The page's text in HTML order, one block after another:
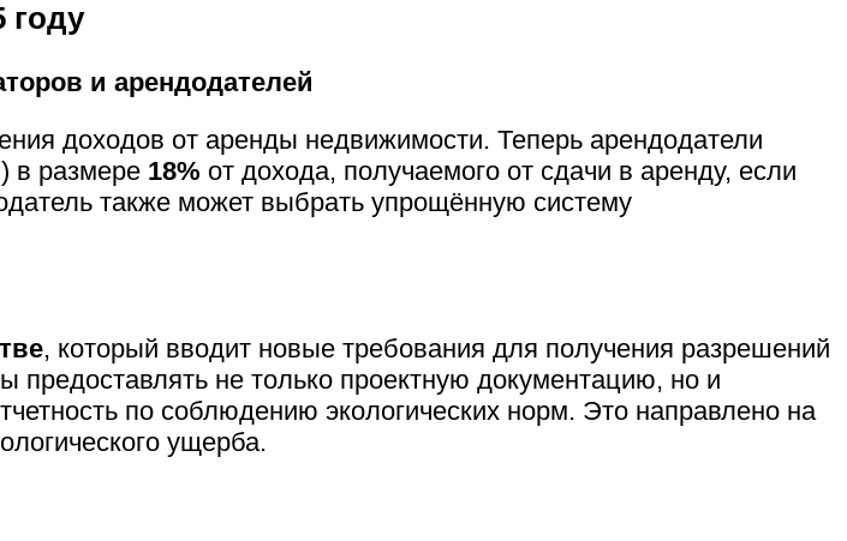
году
и арендодателей
доходов от аренды недвижимости. Теперь арендодатели
в размере 18% от дохода, получаемого от сдачи в аренду, если
также может выбрать упрощённую систему
, который вводит новые требования для получения разрешений
предоставлять не только проектную документацию, но и
по соблюдению экологических норм. Это направлено на
ущерба.